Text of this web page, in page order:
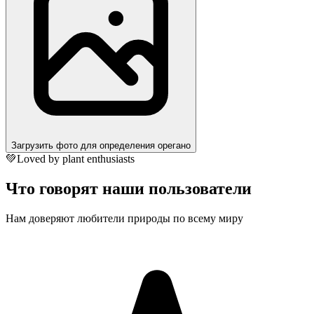
Загрузить фото для определения орегано
💚Loved by plant enthusiasts
Что говорят наши пользователи
Нам доверяют любители природы по всему миру